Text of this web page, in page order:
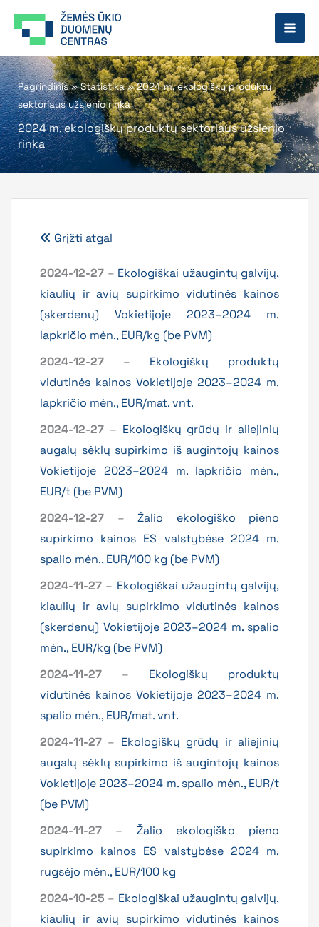
prie
Pagrindinis»Statistika»2024 m. ekologiškų produktų
sektoriaus užsienio rinka
2024 m. ekologiškų produktų sektoriaus užsienio
rinka
Grįžti atgal
2024-12-27 – Ekologiškai užaugintų galvijų,
kiaulių ir avių supirkimo vidutinės kainos
(skerdenų) Vokietijoje 2023–2024 m.
lapkričio mėn., EUR/kg (be PVM)
2024-12-27 – Ekologiškų produktų
vidutinės kainos Vokietijoje 2023–2024 m.
lapkričio mėn., EUR/mat. vnt.
2024-12-27 – Ekologiškų grūdų ir aliejinių
augalų sėklų supirkimo iš augintojų kainos
Vokietijoje 2023–2024 m. lapkričio mėn.,
EUR/t (be PVM)
2024-12-27 – Žalio ekologiško pieno
supirkimo kainos ES valstybėse 2024 m.
spalio mėn., EUR/100 kg (be PVM)
2024-11-27 – Ekologiškai užaugintų galvijų,
kiaulių ir avių supirkimo vidutinės kainos
(skerdenų) Vokietijoje 2023–2024 m. spalio
mėn., EUR/kg (be PVM)
2024-11-27 – Ekologiškų produktų
vidutinės kainos Vokietijoje 2023–2024 m.
spalio mėn., EUR/mat. vnt.
2024-11-27 – Ekologiškų grūdų ir aliejinių
augalų sėklų supirkimo iš augintojų kainos
Vokietijoje 2023–2024 m. spalio mėn., EUR/t
(be PVM)
2024-11-27 – Žalio ekologiško pieno
supirkimo kainos ES valstybėse 2024 m.
rugsėjo mėn., EUR/100 kg
2024-10-25 – Ekologiškai užaugintų galvijų,
kiaulių ir avių supirkimo vidutinės kainos